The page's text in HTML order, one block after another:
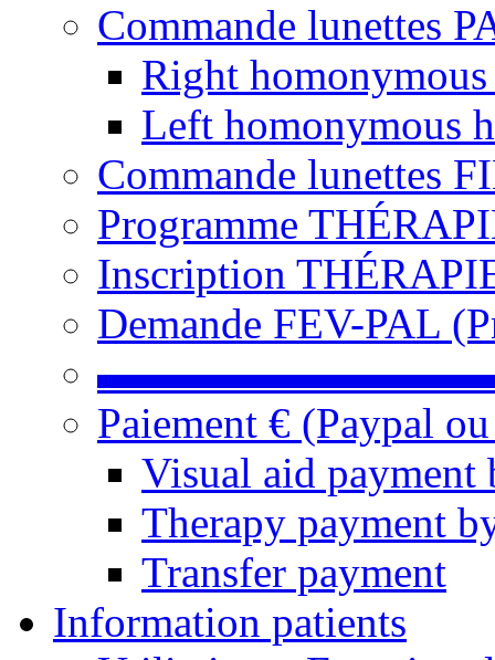
Commande lunettes
Right
Left homonymous
Commande lunettes
Programme
Inscription
Demande FEV-PAL
Paiement € (Paypal
Visual aid payment
Therapy payment
Transfer payment
Information patients